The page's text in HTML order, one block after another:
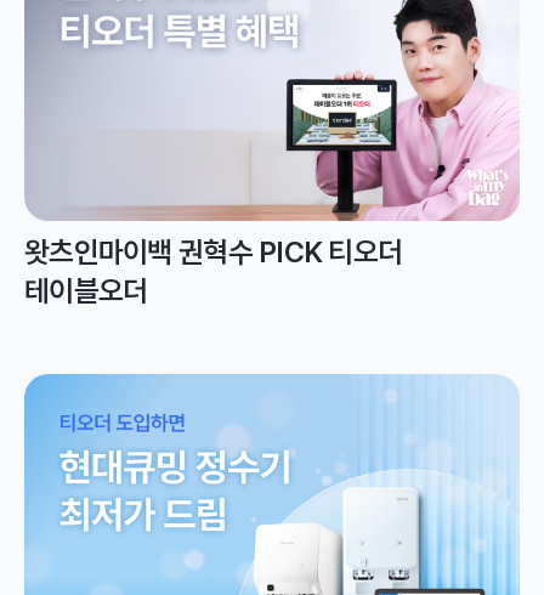
왓츠인마이백 권혁수 PICK 티오더
테이블오더